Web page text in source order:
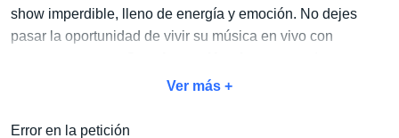
show imperdible, lleno de energía y emoción. No dejes
pasar la oportunidad de vivir su música en vivo con
acceso y una estancia cómoda para disfrutar al máximo.
ideal para tu viaje y personaliza tu experiencia con
Ver más +
Error en la petición